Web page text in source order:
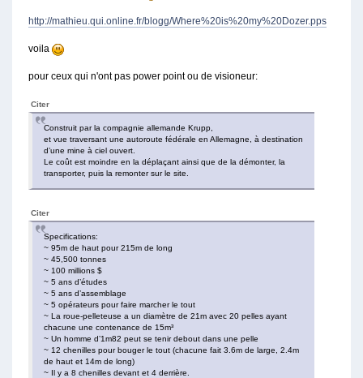
http://mathieu.qui.online.fr/blogg/Where%20is%20my%20Dozer.pps
voila
pour ceux qui n'ont pas power point ou de visioneur:
Citer
Construit par la compagnie allemande Krupp,
et vue traversant une autoroute fédérale en Allemagne, à destination
d’une mine à ciel ouvert.
Le coût est moindre en la déplaçant ainsi que de la démonter, la
transporter, puis la remonter sur le site.
Citer
Specifications:
~ 95m de haut pour 215m de long
~ 45,500 tonnes
~ 100 millions $
~ 5 ans d’études
~ 5 ans d’assemblage
~ 5 opérateurs pour faire marcher le tout
~ La roue-pelleteuse a un diamètre de 21m avec 20 pelles ayant
chacune une contenance de 15m³
~ Un homme d’1m82 peut se tenir debout dans une pelle
~ 12 chenilles pour bouger le tout (chacune fait 3.6m de large, 2.4m
de haut et 14m de long)
~ Il y a 8 chenilles devant et 4 derrière.